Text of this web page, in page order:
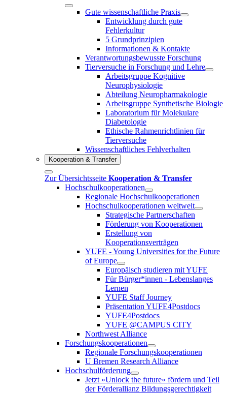
Gute wissenschaftliche Praxis
Entwicklung durch gute
Fehlerkultur
5 Grundprinzipien
Informationen & Kontakte
Verantwortungsbewusste Forschung
Tierversuche in Forschung und Lehre
Arbeitsgruppe Kognitive
Neurophysiologie
Abteilung Neuropharmakologie
Arbeitsgruppe Synthetische Biologie
Laboratorium für Molekulare
Diabetologie
Ethische Rahmenrichtlinien für
Tierversuche
Wissenschaftliches Fehlverhalten
Kooperation & Transfer
Zur Übersichtsseite Kooperation & Transfer
Hochschulkooperationen
Regionale Hochschulkooperationen
Hochschulkooperationen weltweit
Strategische Partnerschaften
Förderung von Kooperationen
Erstellung von
Kooperationsverträgen
YUFE - Young Universities for the Future
of Europe
Europäisch studieren mit YUFE
Für Bürger*innen - Lebenslanges
Lernen
YUFE Staff Journey
Präsentation YUFE4Postdocs
YUFE4Postdocs
YUFE @CAMPUS CITY
Northwest Alliance
Forschungskooperationen
Regionale Forschungskooperationen
U Bremen Research Alliance
Hochschulförderung
Jetzt »Unlock the future« fördern und Teil
der Förderallianz Bildungsgerechtigkeit